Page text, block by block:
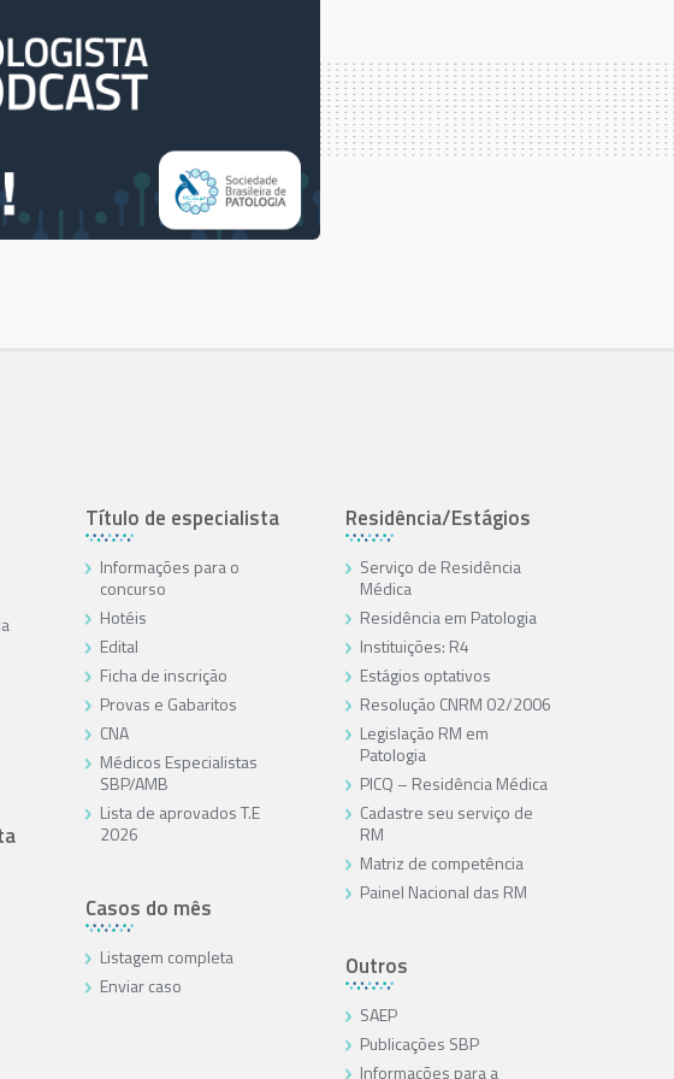
Título de especialista
Informações para o
concurso
Hotéis
Edital
Ficha de inscrição
Provas e Gabaritos
CNA
Médicos Especialistas
SBP/AMB
Lista de aprovados T.E
2026
Casos do mês
Listagem completa
Enviar caso
Residência/Estágios
Serviço de Residência
Médica
Residência em Patologia
Instituições: R4
Estágios optativos
Resolução CNRM 02/2006
Legislação RM em
Patologia
PICQ – Residência Médica
Cadastre seu serviço de
RM
Matriz de competência
Painel Nacional das RM
Outros
SAEP
Publicações SBP
Informações para a